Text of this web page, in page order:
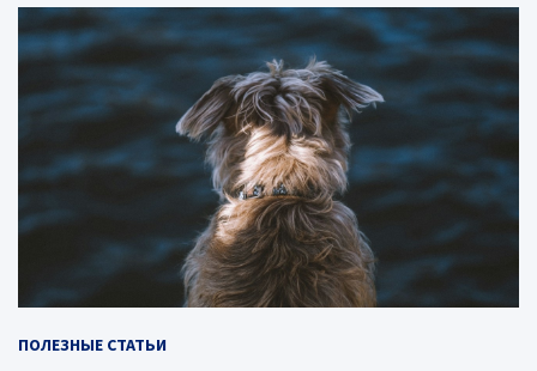
ПОЛЕЗНЫЕ СТАТЬИ